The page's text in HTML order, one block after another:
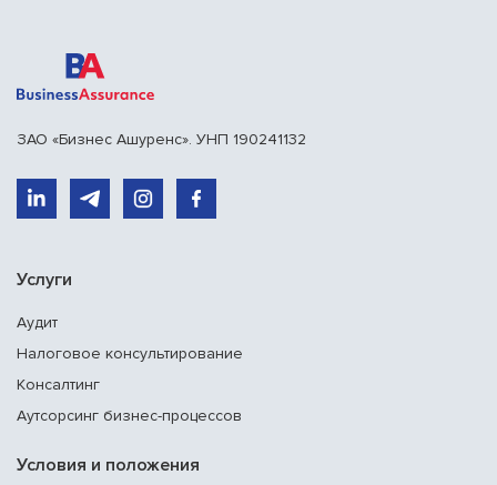
ЗАО «Бизнес Ашуренс». УНП 190241132
Услуги
Аудит
Налоговое консультирование
Консалтинг
Аутсорсинг бизнес-процессов
Условия и положения